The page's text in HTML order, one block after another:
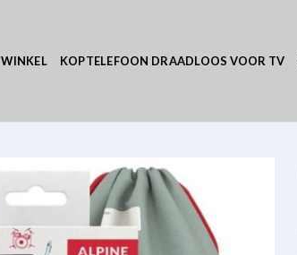
WINKEL KOPTELEFOON DRAADLOOS VOOR TV